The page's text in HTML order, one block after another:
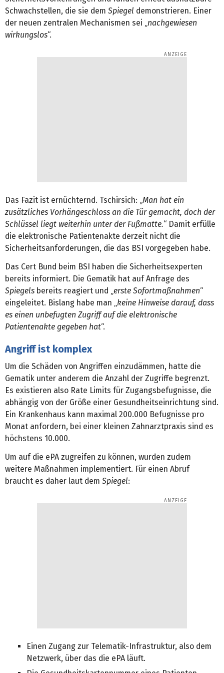
Schwachstellen, die sie dem Spiegel demonstrieren. Einer
der neuen zentralen Mechanismen sei „ nachgewiesen
wirkungslos“.
Das Fazit ist ernüchternd. Tschirsich: „ Man hat ein
zusätzliches Vorhängeschloss an die Tür gemacht, doch der
Schlüssel liegt weiterhin unter der Fußmatte.“ Damit erfülle
die elektronische Patientenakte derzeit nicht die
Sicherheitsanforderungen, die das BSI vorgegeben habe.
Das Cert Bund beim BSI haben die Sicherheitsexperten
bereits informiert. Die Gematik hat auf Anfrage des
Spiegels bereits reagiert und „ erste Sofortmaßnahmen“
eingeleitet. Bislang habe man „ keine Hinweise darauf, dass
es einen unbefugten Zugriff auf die elektronische
Patientenakte gegeben hat“.
Angriff ist komplex
Um die Schäden von Angriffen einzudämmen, hatte die
Gematik unter anderem die Anzahl der Zugriffe begrenzt.
Es existieren also Rate Limits für Zugangsbefugnisse, die
abhängig von der Größe einer Gesundheitseinrichtung sind.
Ein Krankenhaus kann maximal 200.000 Befugnisse pro
Monat anfordern, bei einer kleinen Zahnarztpraxis sind es
höchstens 10.000.
Um auf die ePA zugreifen zu können, wurden zudem
weitere Maßnahmen implementiert. Für einen Abruf
braucht es daher laut dem Spiegel:
Einen Zugang zur Telematik-Infrastruktur, also dem
Netzwerk, über das die ePA läuft.